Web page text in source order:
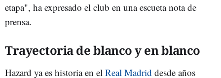
etapa", ha expresado el club en una escueta nota de
prensa.
Trayectoria de blanco y en blanco
Hazard ya es historia en el Real Madrid desde años